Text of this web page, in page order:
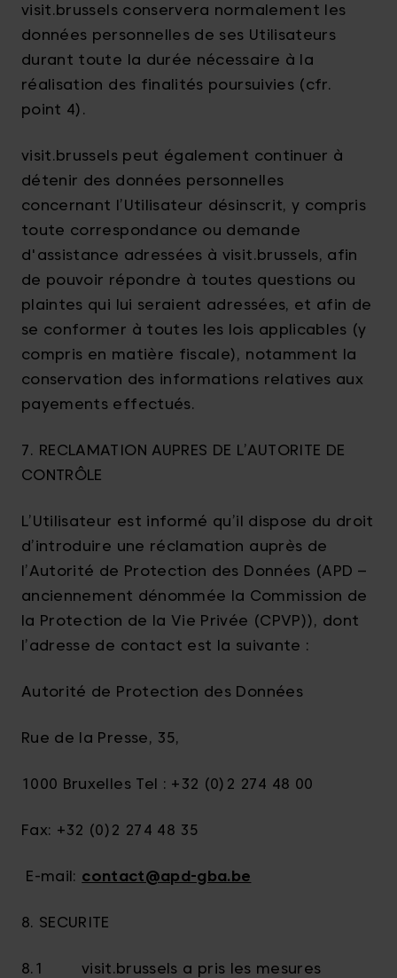
visit.brussels conservera normalement les
données personnelles de ses Utilisateurs
durant toute la durée nécessaire à la
réalisation des finalités poursuivies (cfr.
point 4).
visit.brussels peut également continuer à
détenir des données personnelles
concernant l’Utilisateur désinscrit, y compris
toute correspondance ou demande
d'assistance adressées à visit.brussels, afin
de pouvoir répondre à toutes questions ou
plaintes qui lui seraient adressées, et afin de
se conformer à toutes les lois applicables (y
compris en matière fiscale), notamment la
conservation des informations relatives aux
payements effectués.
7. RECLAMATION AUPRES DE L’AUTORITE DE
CONTRÔLE
L’Utilisateur est informé qu’il dispose du droit
d’introduire une réclamation auprès de
l’Autorité de Protection des Données (APD –
anciennement dénommée la Commission de
la Protection de la Vie Privée (CPVP)), dont
l’adresse de contact est la suivante :
Autorité de Protection des Données
Rue de la Presse, 35,
1000 Bruxelles Tel : +32 (0)2 274 48 00
Fax: +32 (0)2 274 48 35
E-mail: contact@apd-gba.be
8. SECURITE
8.1 visit.brussels a pris les mesures